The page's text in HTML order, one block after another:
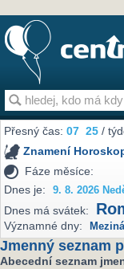
Přesný čas:07 25 /
Znamení
Fáze měsíce:
Dnes je:
9. 8. 2026
Dnes má svátek:
Významné dny:
Jmenný seznam
Abecední seznam